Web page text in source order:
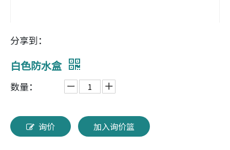
分享到：
白色防水盒
数量：
询价 加入询价篮